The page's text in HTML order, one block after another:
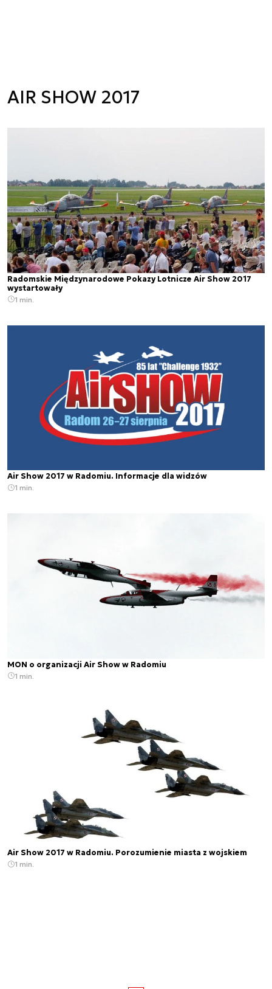
AIR SHOW 2017
Radomskie Międzynarodowe Pokazy Lotnicze Air Show 2017
wystartowały
1 min.
Air Show 2017 w Radomiu. Informacje dla widzów
1 min.
MON o organizacji Air Show w Radomiu
1 min.
Air Show 2017 w Radomiu. Porozumienie miasta z wojskiem
1 min.